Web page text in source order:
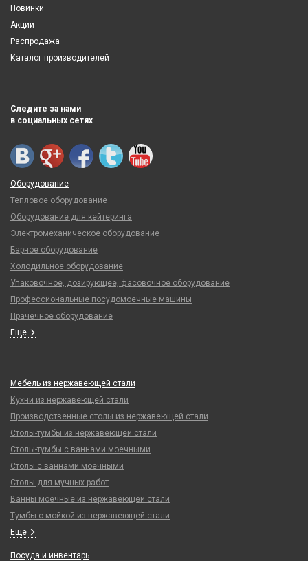
Новинки
Акции
Распродажа
Каталог производителей
Следите за нами
в социальных сетях
Оборудование
Тепловое оборудование
Оборудование для кейтеринга
Электромеханическое оборудование
Барное оборудование
Холодильное оборудование
Упаковочное, дозирующее, фасовочное оборудование
Профессиональные посудомоечные машины
Прачечное оборудование
Еще
Мебель из нержавеющей стали
Кухни из нержавеющей стали
Производственные столы из нержавеющей стали
Столы-тумбы из нержавеющей стали
Столы-тумбы с ваннами моечными
Столы с ваннами моечными
Столы для мучных работ
Ванны моечные из нержавеющей стали
Тумбы с мойкой из нержавеющей стали
Еще
Посуда и инвентарь